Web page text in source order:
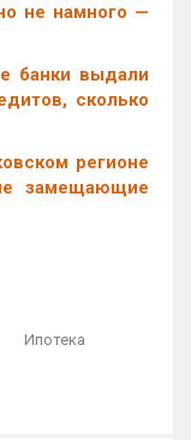
не намного —
банки выдали
сколько
регионе
замещающие
Ипотека